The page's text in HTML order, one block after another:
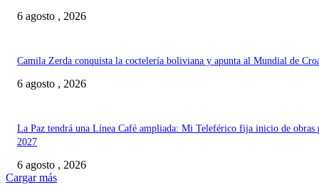
6 agosto , 2026
Camila Zerda conquista la coctelería boliviana y apunta al Mundial de
6 agosto , 2026
La Paz tendrá una Línea Café ampliada: Mi Teleférico fija inicio de obras
2027
6 agosto , 2026
Cargar más